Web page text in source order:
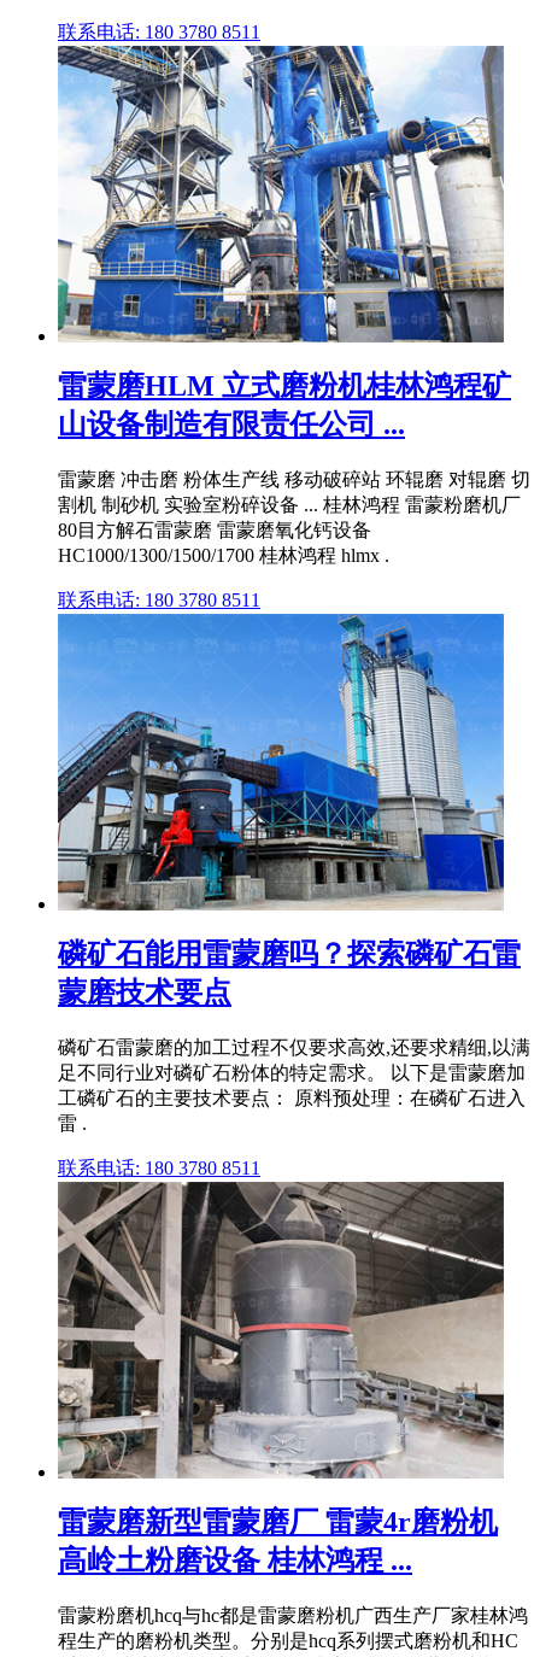
联系电话: 180 3780 8511
雷蒙磨HLM 立式磨粉机桂林鸿程矿
山设备制造有限责任公司 ...
雷蒙磨 冲击磨 粉体生产线 移动破碎站 环辊磨 对辊磨 切
割机 制砂机 实验室粉碎设备 ... 桂林鸿程 雷蒙粉磨机厂
80目方解石雷蒙磨 雷蒙磨氧化钙设备
HC1000/1300/1500/1700 桂林鸿程 hlmx .
联系电话: 180 3780 8511
磷矿石能用雷蒙磨吗？探索磷矿石雷
蒙磨技术要点
磷矿石雷蒙磨的加工过程不仅要求高效,还要求精细,以满
足不同行业对磷矿石粉体的特定需求。 以下是雷蒙磨加
工磷矿石的主要技术要点： 原料预处理：在磷矿石进入
雷 .
联系电话: 180 3780 8511
雷蒙磨新型雷蒙磨厂 雷蒙4r磨粉机
高岭土粉磨设备 桂林鸿程 ...
雷蒙粉磨机hcq与hc都是雷蒙磨粉机广西生产厂家桂林鸿
程生产的磨粉机类型。分别是hcq系列摆式磨粉机和HC